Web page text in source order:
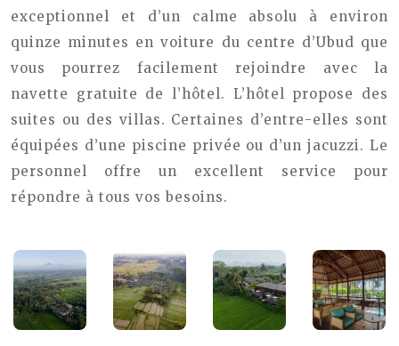
exceptionnel et d’un calme absolu à environ
quinze minutes en voiture du centre d’Ubud que
vous pourrez facilement rejoindre avec la
navette gratuite de l’hôtel. L’hôtel propose des
suites ou des villas. Certaines d’entre-elles sont
équipées d’une piscine privée ou d’un jacuzzi. Le
personnel offre un excellent service pour
répondre à tous vos besoins.